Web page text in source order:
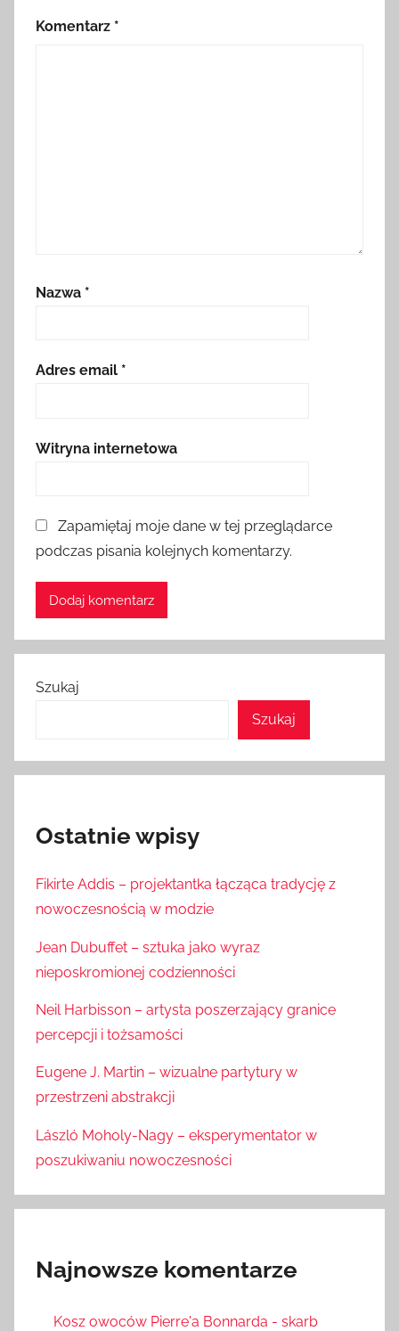
Komentarz *
Nazwa *
Adres email *
Witryna internetowa
Zapamiętaj moje dane w tej przeglądarce
podczas pisania kolejnych komentarzy.
Szukaj
Szukaj
Ostatnie wpisy
Fikirte Addis – projektantka łącząca tradycję z
nowoczesnością w modzie
Jean Dubuffet – sztuka jako wyraz
nieposkromionej codzienności
Neil Harbisson – artysta poszerzający granice
percepcji i tożsamości
Eugene J. Martin – wizualne partytury w
przestrzeni abstrakcji
László Moholy-Nagy – eksperymentator w
poszukiwaniu nowoczesności
Najnowsze komentarze
Kosz owoców Pierre'a Bonnarda - skarb